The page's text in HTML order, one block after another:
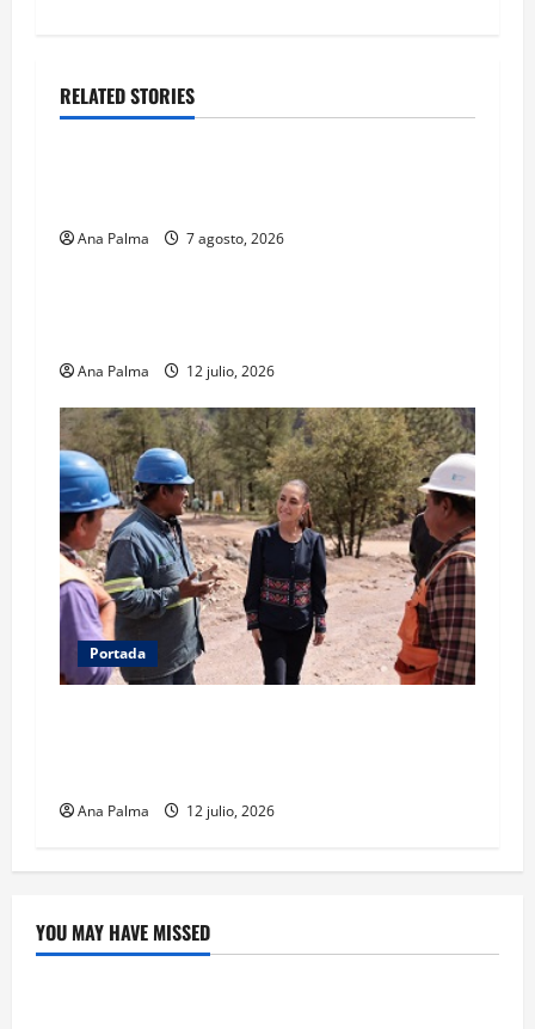
RELATED STORIES
Estados Portada
Ana Palma 7 agosto, 2026
MEXICO Portada
Ana Palma 12 julio, 2026
Portada
Ana Palma 12 julio, 2026
YOU MAY HAVE MISSED
Crítica de Cine